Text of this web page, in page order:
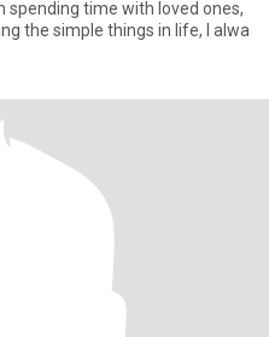
spending time with loved ones,
the simple things in life, I alwa